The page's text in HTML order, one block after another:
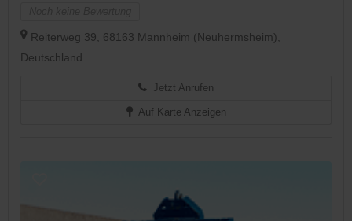
Reiterweg 39, 68163 Mannheim (Neuhermsheim),
Deutschland
Jetzt Anrufen
Auf Karte Anzeigen